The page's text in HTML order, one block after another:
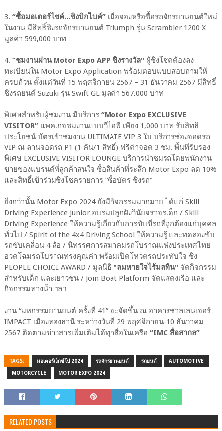
3. “ซื้อมอเตอร์ไซค์...ชิงบิกไบค์”เมื่อจองหรือซื้อรถจักรยานยนต์ใหม่
ในงาน มีสิทธิ์ชิงรถจักรยานยนต์ Triumph รุ่น Scrambler 1200 X
มูลค่า 599,000 บาท
4. “ชมงานผ่าน Motor Expo APP ชิงรางวัล" ผู้ชิงโชคต้องลง
ทะเบียนใน Motor Expo Application พร้อมตอบแบบสอบถามให้
ครบถ้วน ตั้งแต่วันที่ 15 พฤศจิกายน 2567 – 31 ธันวาคม 2567 มีสิทธิ์
ชิงรถยนต์ Suzuki รุ่น Swift GL มูลค่า 567,000 บาท
พิเศษสำหรับผู้ชมงาน มีบริการ “Motor Expo EXCLUSIVE
VISITOR”แพคเกจชมงานแบบวีไอพี เพียง 1,000 บาท รับสิทธิ
ประโยชน์ บัตรเข้าชมงาน ULTIMATE VIP 3 ใบ บริการช่องจอดรถ
VIP ณ ลานจอดรถ P1 (1 คัน/1 สิทธิ์) ฟรีค่าจอด 3 ชม. พื้นที่รับรอง
พิเศษ EXCLUSIVE VISITOR LOUNGE บริการนำชมรถโดยพนักงาน
ขายของแบรนด์ที่ลูกค้าสนใจ ซื้อสินค้าที่ระลึก Motor Expo ลด 10%
และสิทธิ์เข้าร่วมชิงโชครายการ “ซื้อบัตร ชิงรถ”
ยิ่งกว่านั้น Motor Expo 2024 ยังมีกิจกรรมมากมาย ได้แก่ Skill
Driving Experience Junior อบรมปลูกฝังวินัยจราจรเด็ก / Skill
Driving Experience ให้ความรู้เกี่ยวกับการขับขี่รถที่ถูกต้องแก่บุคคล
ทั่วไป / Spirit of the 4x4 Driving School ให้ความรู้ และทดลองขับ
รถขับเคลื่อน 4 ล้อ / นิทรรศการสมาคมรถโบราณแห่งประเทศไทย
อวดโฉมรถโบราณทรงคุณค่า พร้อมเปิดโหวตรถประทับใจ ชิง
PEOPLE CHOICE AWARD / มูลนิธิ "ลมหายใจไร้มลทิน" จัดกิจกรรม
สำหรับเด็ก และเยาวชน / Join Boat Platform จัดแสดงเรือ และ
กิจกรรมทางน้ำ ฯลฯ
งาน “มหกรรมยานยนต์ ครั้งที่ 41” จะจัดขึ้น ณ อาคารชาลเลนเจอร์
IMPACT เมืองทองธานี ระหว่างวันที่ 29 พฤศจิกายน-10 ธันวาคม
2567 ติดตามข่าวสารเพิ่มเติมได้ทุกสื่อในเครือ “IMC สื่อสากล”
TAGS: มอเตอร์เอ็กซ์โป 2024 รถจักรยานยนต์ รถยนต์ AUTOMOTIVE
MOTORCYCLE MOTOR EXPO 2024
RELATED POSTS